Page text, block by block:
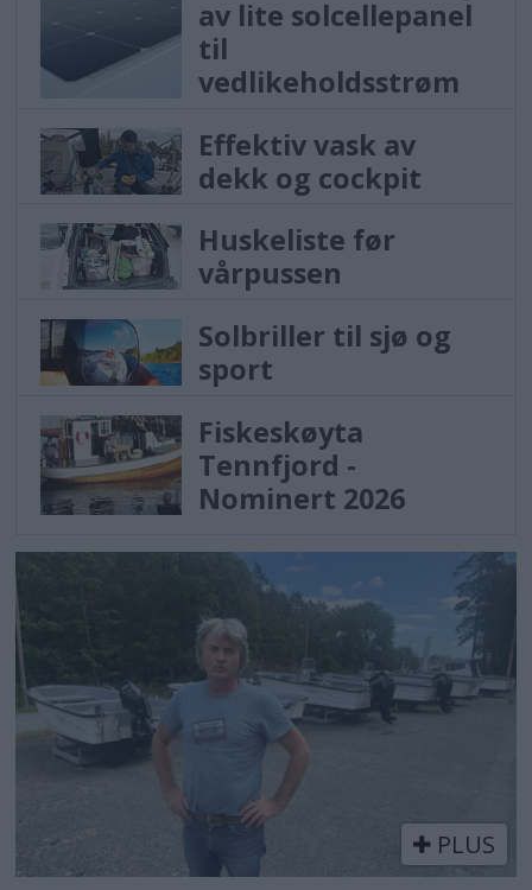
av lite solcellepanel
til
vedlikeholdsstrøm
Effektiv vask av
dekk og cockpit
Huskeliste før
vårpussen
Solbriller til sjø og
sport
Fiskeskøyta
Tennfjord -
Nominert 2026
PLUS